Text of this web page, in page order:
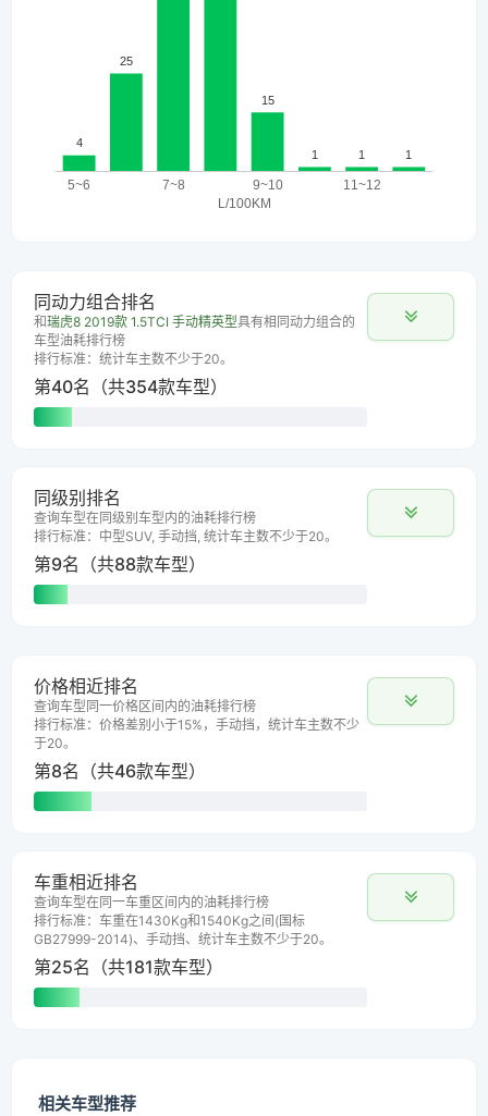
同动力组合排名
和瑞虎8 2019款 1.5TCI 手动精英型具有相同动力组合的
车型油耗排行榜
排行标准：统计车主数不少于20。
第40名（共354款车型）
同级别排名
查询车型在同级别车型内的油耗排行榜
排行标准：中型SUV, 手动挡, 统计车主数不少于20。
第9名（共88款车型）
价格相近排名
查询车型同一价格区间内的油耗排行榜
排行标准：价格差别小于15%，手动挡，统计车主数不少
于20。
第8名（共46款车型）
车重相近排名
查询车型在同一车重区间内的油耗排行榜
排行标准：车重在1430Kg和1540Kg之间(国标
GB27999-2014)、手动挡、统计车主数不少于20。
第25名（共181款车型）
相关车型推荐